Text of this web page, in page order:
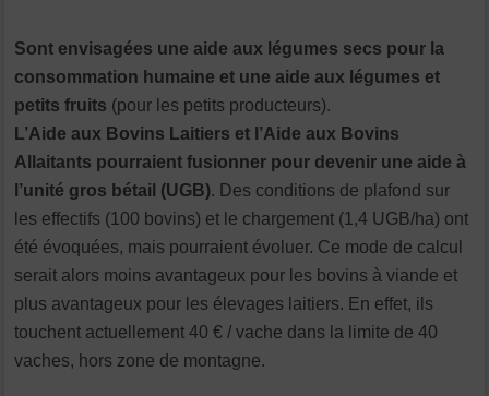
Sont envisagées une aide aux légumes secs pour la
consommation humaine et une aide aux légumes et
petits fruits (pour les petits producteurs).
L’Aide aux Bovins Laitiers et l’Aide aux Bovins
Allaitants pourraient fusionner pour devenir une aide à
l’unité gros bétail (UGB). Des conditions de plafond sur
les effectifs (100 bovins) et le chargement (1,4 UGB/ha) ont
été évoquées, mais pourraient évoluer. Ce mode de calcul
serait alors moins avantageux pour les bovins à viande et
plus avantageux pour les élevages laitiers. En effet, ils
touchent actuellement 40 € / vache dans la limite de 40
vaches, hors zone de montagne.